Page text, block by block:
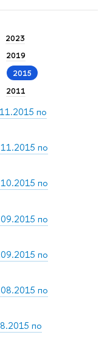
2023
2019
2015
2011
по
по
по
по
по
по
по